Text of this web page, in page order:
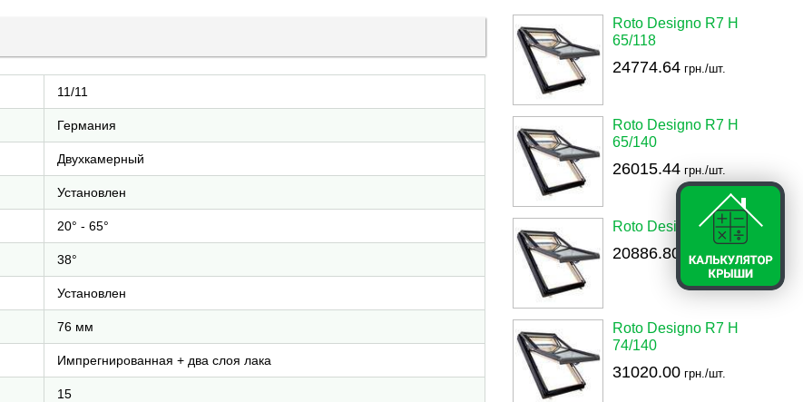
11/11
Германия
Двухкамерный
Установлен
20° - 65°
38°
Установлен
76 мм
Импрегнированная + два слоя лака
15
Roto Designo R7 H
65/118
24774.64 грн./шт.
Roto Designo R7 H
65/140
26015.44 грн./шт.
Roto Designo R7 H 54/78
20886.80 грн./шт.
Roto Designo R7 H
74/140
31020.00 грн./шт.